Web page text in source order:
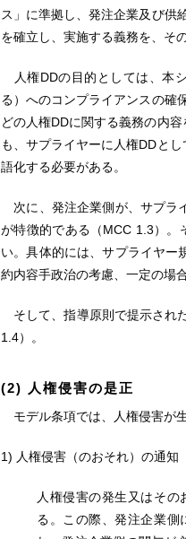
ス」に準拠し、発注企業及び供
を確立し、実施する義務を、そ
人権DDの目的としては、本
る）へのコンプライアンスの確
どの人権DDに関する義務の内
も、サプライヤーに人権DDと
語化する必要がある。
次に、発注企業側が、サプラ
が特徴的である（MCC 1.3）。
い。具体的には、サプライヤー
約内容手政治の考慮、一定の場
そして、指導原則で提示され
1.4）。
(2) 人権侵害の是正
モデル条項では、人権侵害が
1) 人権侵害（のおそれ）の通知
人権侵害の発生又はそ
る。この際、発注企業側